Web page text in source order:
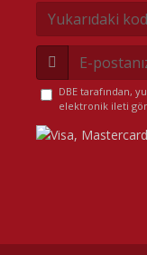
DBE tarafından,
elektronik ileti